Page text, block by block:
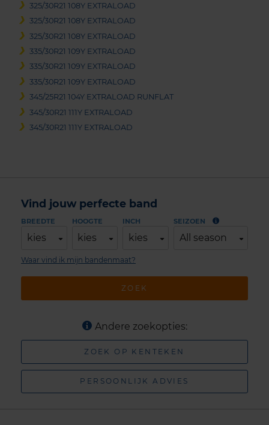
325/30R21 108Y EXTRALOAD
325/30R21 108Y EXTRALOAD
325/30R21 108Y EXTRALOAD
335/30R21 109Y EXTRALOAD
335/30R21 109Y EXTRALOAD
335/30R21 109Y EXTRALOAD
345/25R21 104Y EXTRALOAD RUNFLAT
345/30R21 111Y EXTRALOAD
345/30R21 111Y EXTRALOAD
Vind jouw perfecte band
BREEDTE
kies
HOOGTE
kies
INCH
kies
SEIZOEN
All season
ZOEK
Waar vind ik mijn bandenmaat?
Andere zoekopties:
ZOEK OP KENTEKEN
PERSOONLIJK ADVIES